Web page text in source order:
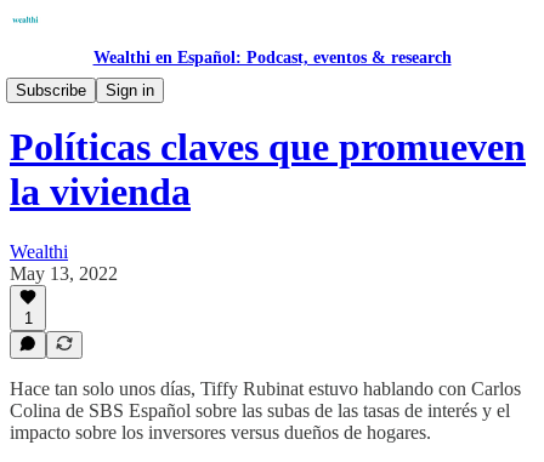
Wealthi en Español: Podcast, eventos & research
Subscribe
Sign in
Research
Políticas claves que promueven
la vivienda
Wealthi
May 13, 2022
1
Hace tan solo unos días, Tiffy Rubinat estuvo hablando con Carlos
Colina de SBS Español sobre las subas de las tasas de interés y el
impacto sobre los inversores versus dueños de hogares.